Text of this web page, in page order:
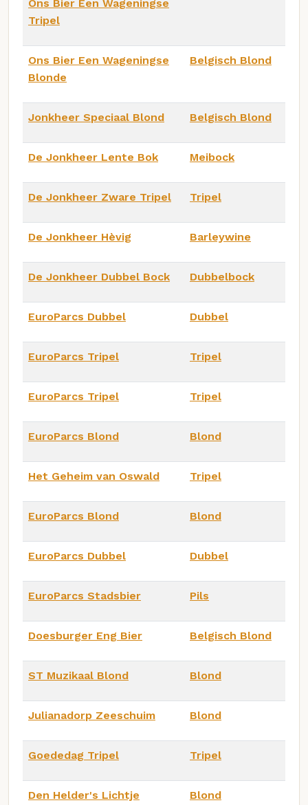
Ons Bier Een Wageningse
Tripel
Ons Bier Een Wageningse
Blonde
Belgisch Blond
Jonkheer Speciaal Blond Belgisch Blond
De Jonkheer Lente Bok Meibock
De Jonkheer Zware Tripel Tripel
De Jonkheer Hèvig Barleywine
De Jonkheer Dubbel Bock Dubbelbock
EuroParcs Dubbel Dubbel
EuroParcs Tripel Tripel
EuroParcs Tripel Tripel
EuroParcs Blond Blond
Het Geheim van Oswald Tripel
EuroParcs Blond Blond
EuroParcs Dubbel Dubbel
EuroParcs Stadsbier Pils
Doesburger Eng Bier Belgisch Blond
ST Muzikaal Blond Blond
Julianadorp Zeeschuim Blond
Goededag Tripel Tripel
Den Helder's Lichtje Blond